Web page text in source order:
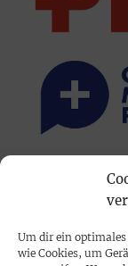
Um dir ein
wie Cookies, um
Mediadaten